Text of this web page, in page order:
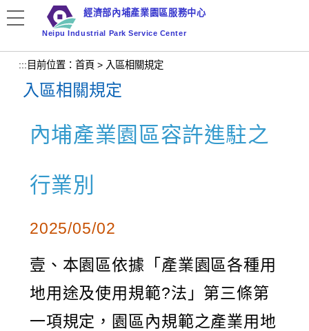
要
容
塊
經濟部內埔產業園區服務中心
Neipu Industrial Park Service Center
::: 目前位置： 首頁 > 入區相關規定
入區相關規定
內埔產業園區容許進駐之
行業別
2025/05/02
壹、本園區依據「產業園區各種用
地用途及使用規範?法」第三條第
一項規定，園區內規範之產業用地